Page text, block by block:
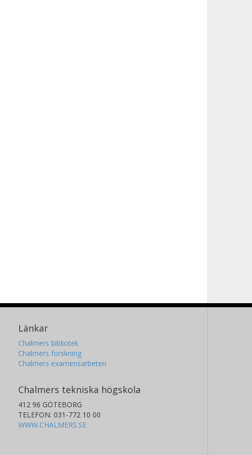
Länkar
Chalmers bibliotek
Chalmers forskning
Chalmers examensarbeten
Chalmers tekniska högskola
412 96 GÖTEBORG
TELEFON: 031-772 10 00
WWW.CHALMERS.SE